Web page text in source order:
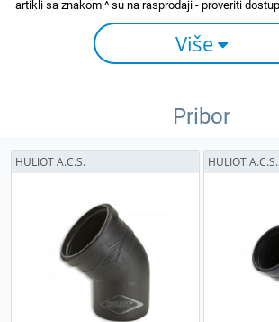
Više
Pribor
HULIOT A.C.S. HULIOT A.C.S.